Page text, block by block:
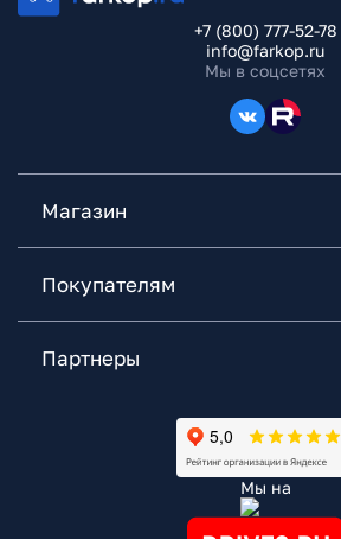
+7 (800) 777-52-78
info@farkop.ru
Мы в соцсетях
Магазин
Покупателям
Партнеры
Мы на